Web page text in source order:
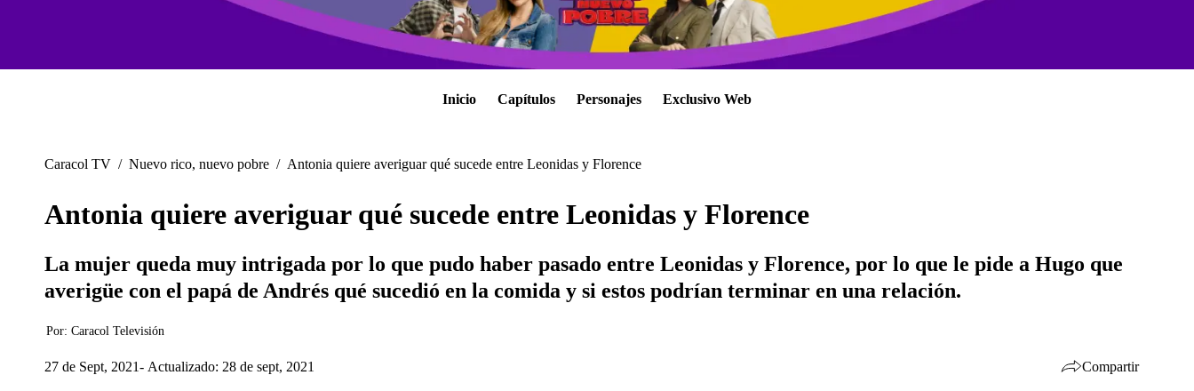
Inicio Capítulos Personajes Exclusivo Web
Caracol TV / Nuevo rico, nuevo pobre / Antonia quiere averiguar qué sucede entre Leonidas y Florence
Antonia quiere averiguar qué sucede entre Leonidas y Florence
La mujer queda muy intrigada por lo que pudo haber pasado entre Leonidas y Florence, por lo que le pide a Hugo que
averigüe con el papá de Andrés qué sucedió en la comida y si estos podrían terminar en una relación.
Por: Caracol Televisión
27 de Sept, 2021 Actualizado: 28 de sept, 2021 Compartir